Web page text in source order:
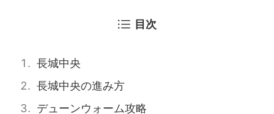
目次
長城中央
長城中央の進み方
デューンウォーム攻略